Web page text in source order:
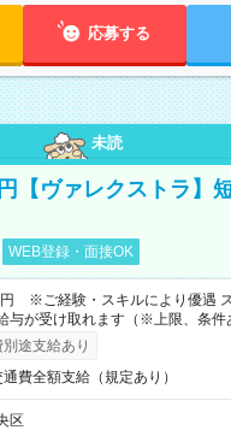
応募する
未読
【ヴァレクストラ】
WEB登録・面接OK
※ご経験・スキルにより優遇
与が受け取れます（※上限、条件
途支給あり
通費全額支給（規定あり）
区